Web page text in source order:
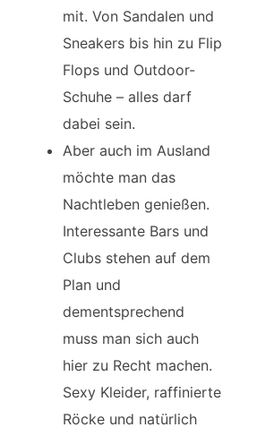
mit. Von Sandalen und
Sneakers bis hin zu Flip
Flops und Outdoor-
Schuhe – alles darf
dabei sein.
Aber auch im Ausland
möchte man das
Nachtleben genießen.
Interessante Bars und
Clubs stehen auf dem
Plan und
dementsprechend
muss man sich auch
hier zu Recht machen.
Sexy Kleider, raffinierte
Röcke und natürlich